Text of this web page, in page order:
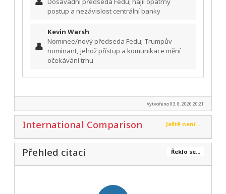
postup a nezávislost centrální banky
👤
Kevin Warsh
Nominee/nový předseda Fedu; Trumpův
nominant, jehož přístup a komunikace mění
očekávání trhu
Vytvořeno 03. 8. 2026 20:21
Ještě není...
International Comparison
Řeklo se...
Přehled citací